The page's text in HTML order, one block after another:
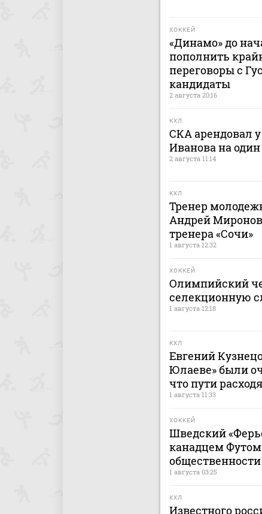
ХОККЕЙ
«Динамо» до
пополнить
переговоры с
кандидаты
2 августа 20:16
КХЛ
СКА арендовал
Иванова на один
2 августа 11:14
КХЛ
Тренер
Андрей Миронов
тренера «Сочи»
1 августа 12:32
ХОККЕЙ
Олимпийский
селекционную
1 августа 12:18
КХЛ
Евгений
Юлаеве» были
что пути
1 августа 11:33
ХОККЕЙ
Шведский
канадцем Футом
общественности
1 августа 03:25
КХЛ
Известного